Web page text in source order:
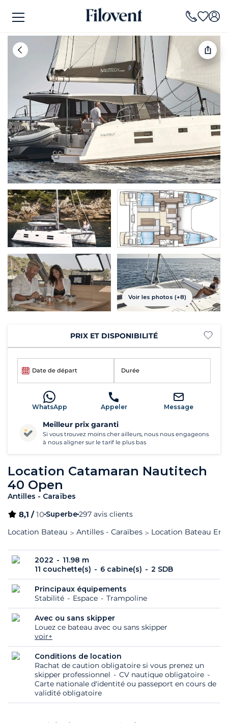
Voir les photos (+8)
Location Catamaran Nautitech
40 Open
Antilles - Caraïbes
8,1 /10 Superbe297 avis clients
Location Bateau
Antilles - Caraïbes Location Bateau
2022
11.98 m
11 couchette(s)
6 cabine(s) 2 SDB
Principaux équipements
Stabilité
Espace Trampoline
Avec ou sans skipper
Louez ce bateau avec ou sans skipper
voir+
Conditions de location
Rachat de caution obligatoire si vous prenez un
skipper professionnel
CV nautique obligatoire
Carte nationale d'identité ou passeport en cours de
validité obligatoire
PRIX ET DISPONIBILITÉ
Date de départ Durée
WhatsApp Appeler Message
Meilleur prix garanti
Si vous trouvez moins cher ailleurs, nous nous engageons
à nous aligner sur le tarif le plus bas